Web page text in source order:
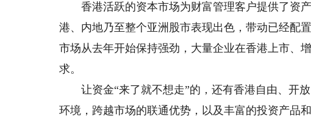
香港活跃的资本市场为财富管理客户提供了资
港、内地乃至整个亚洲股市表现出色，带动已经配
市场从去年开始保持强劲，大量企业在香港上市、
求。
让资金“来了就不想走”的，还有香港自由、开
环境，跨越市场的联通优势，以及丰富的投资产品和